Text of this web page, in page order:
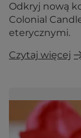
Odkryj nową
Colonial
eterycznymi.
Czytaj więcej